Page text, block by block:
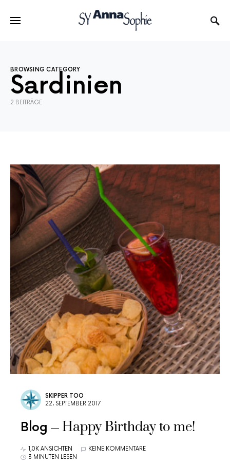
BROWSING CATEGORY
Sardinien
2 BEITRÄGE
SKIPPER TOO
22. SEPTEMBER 2017
Blog Happy Birthday to me!
1,0K ANSICHTEN
KEINE KOMMENTARE
3 MINUTEN LESEN